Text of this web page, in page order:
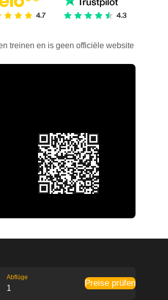
treinen en is geen officiële website
Abflüge
1
Preise prüfen